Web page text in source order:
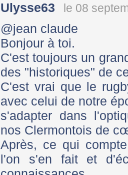
Ulysse63 le 08
@jean claude
Bonjour à toi.
C'est toujours un
des "historiques" de
C'est vrai que le
avec celui de notre
s'adapter dans
nos Clermontois de
Après, ce qui
l'on s'en fait et